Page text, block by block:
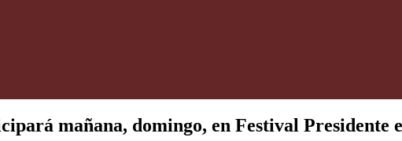
mañana, domingo, en Festival Presidente